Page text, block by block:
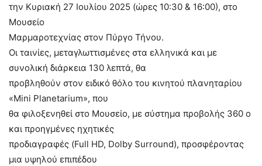
την Κυριακή 27 Ιουλίου 2025 (ώρες 10:30 & 16:00), στο
Μουσείο
Μαρμαροτεχνίας στον Πύργο Τήνου.
Οι ταινίες, μεταγλωττισμένες στα ελληνικά και με
συνολική διάρκεια 130 λεπτά, θα
προβληθούν στον ειδικό θόλο του κινητού πλανηταρίου
«Mini Planetarium», που
θα φιλοξενηθεί στο Μουσείο, με σύστημα προβολής 360 ο
και προηγμένες ηχητικές
προδιαγραφές (Full HD, Dolby Surround), προσφέροντας
μια υψηλού επιπέδου